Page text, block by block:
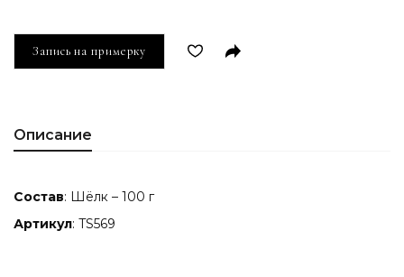
Запись на примерку
Описание
Состав: Шёлк – 100 г
Артикул: TS569